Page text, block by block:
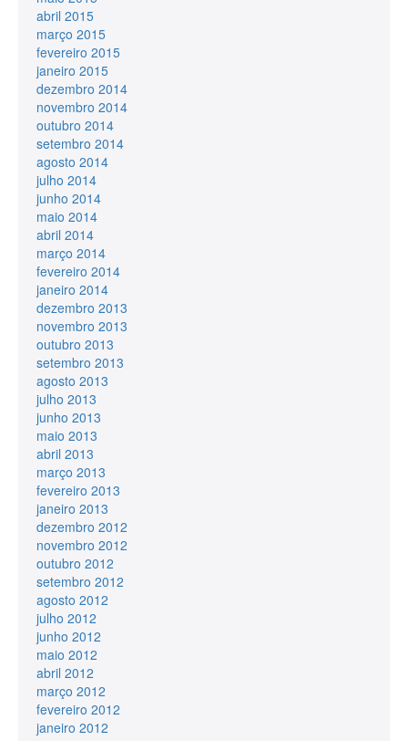
abril 2015
março 2015
fevereiro 2015
janeiro 2015
dezembro 2014
novembro 2014
outubro 2014
setembro 2014
agosto 2014
julho 2014
junho 2014
maio 2014
abril 2014
março 2014
fevereiro 2014
janeiro 2014
dezembro 2013
novembro 2013
outubro 2013
setembro 2013
agosto 2013
julho 2013
junho 2013
maio 2013
abril 2013
março 2013
fevereiro 2013
janeiro 2013
dezembro 2012
novembro 2012
outubro 2012
setembro 2012
agosto 2012
julho 2012
junho 2012
maio 2012
abril 2012
março 2012
fevereiro 2012
janeiro 2012